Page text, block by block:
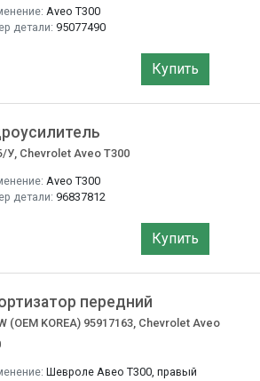
Aveo T300
детали: 95077490
Купить
У, Chevrolet Aveo T300
Aveo T300
детали: 96837812
Купить
передний
(OEM KOREA) 95917163, Chevrolet Aveo
Шевроле Авео T300, правый